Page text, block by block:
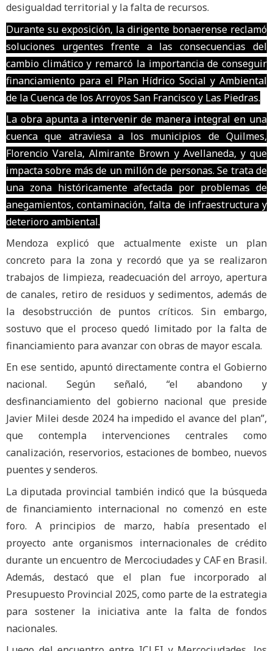
desigualdad territorial y la falta de recursos.
Durante su exposición, la dirigente bonaerense reclamó
soluciones urgentes frente a las consecuencias del
cambio climático y remarcó la importancia de conseguir
financiamiento para el Plan Hídrico Social y Ambiental
de la Cuenca de los Arroyos San Francisco y Las Piedras.
La obra apunta a intervenir de manera integral en una
cuenca que atraviesa a los municipios de Quilmes,
Florencio Varela, Almirante Brown y Avellaneda, y que
impacta sobre más de un millón de personas. Se trata de
una zona históricamente afectada por problemas de
anegamientos, contaminación, falta de infraestructura y
deterioro ambiental.
Mendoza explicó que actualmente existe un plan
concreto para la zona y recordó que ya se realizaron
trabajos de limpieza, readecuación del arroyo, apertura
de canales, retiro de residuos y sedimentos, además de
la desobstrucción de puntos críticos. Sin embargo,
sostuvo que el proceso quedó limitado por la falta de
financiamiento para avanzar con obras de mayor escala.
En ese sentido, apuntó directamente contra el Gobierno
nacional. Según señaló, “el abandono y
desfinanciamiento del gobierno nacional que preside
Javier Milei desde 2024 ha impedido el avance del plan”,
que contempla intervenciones centrales como
canalización, reservorios, estaciones de bombeo, nuevos
puentes y senderos.
La diputada provincial también indicó que la búsqueda
de financiamiento internacional no comenzó en este
foro. A principios de marzo, había presentado el
proyecto ante organismos internacionales de crédito
durante un encuentro de Mercociudades y CAF en Brasil.
Además, destacó que el plan fue incorporado al
Presupuesto Provincial 2025, como parte de la estrategia
para sostener la iniciativa ante la falta de fondos
nacionales.